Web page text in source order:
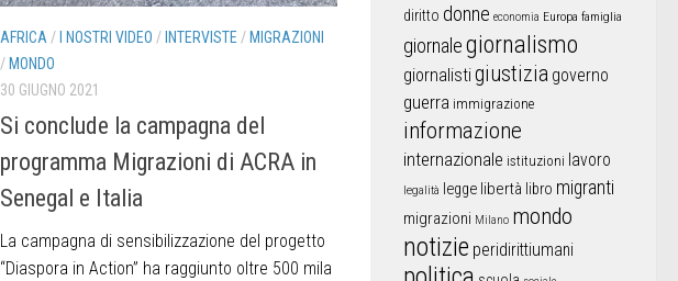
AFRICA / I NOSTRI VIDEO / INTERVISTE / MIGRAZIONI
/ MONDO
30 GIUGNO 2021
Si conclude la campagna del
programma Migrazioni di ACRA in
Senegal e Italia
La campagna di sensibilizzazione del progetto
“Diaspora in Action” ha raggiunto oltre 500 mila
diritto donne economia Europa famiglia
giornalegiornalismo
giornalistigiustizia governo
guerra immigrazione
informazione
internazionale istituzioni lavoro
legalità legge libertà libro migranti
migrazioni Milano mondo
notizie peridirittiumani